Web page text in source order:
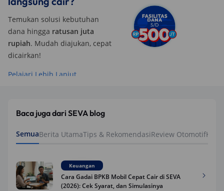
Temukan solusi kebutuhan
dana hingga ratusan juta
rupiah. Mudah diajukan, cepat
dicairkan!
Pelajari Lebih Lanjut
Baca juga dari SEVA blog
SemuaBerita UtamaTips & RekomendasiReview Otomotif
Keuangan
Cara Gadai BPKB Mobil Cepat Cair di SEVA
(2026): Cek Syarat, dan Simulasinya